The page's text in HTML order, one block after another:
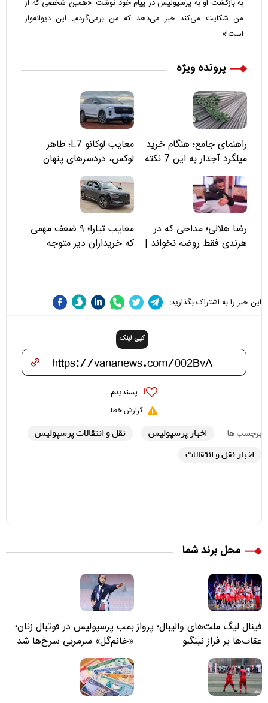
به بازگشت او به پرسپولیس در پیام خود نوشت: «همین شخصی که از
من شکایت می‌کند خبر می‌دهد که من برمی‌گردم. این دیوانه‌وار
است!»
پرونده ویژه
راهنمای جامع؛ هنگام خرید
میلگرد آجدار به این 7 نکته
توجه کنید
معایب لوکانو L7؛ ظاهر
لوکس، دردسرهای پنهان
رضا هلالی؛ مداحی که در
هرندی فقط روضه نخواند |
معایب تیارا؛ ۹ ضعف مهمی
که خریداران دیر متوجه
این خبر را به اشتراک بگذارید:
کپی لینک
پسندیدم ۱
گزارش خطا
برچسب ها: اخبار پرسپولیس
نقل و انتقالات پرسپولیس
اخبار نقل و انتقالات
محل برند شما
فینال لیگ ملت‌های والیبال؛ پرواز
عقاب‌ها بر فراز نینگبو
بمب پرسپولیس در فوتبال زنان؛
«خانم‌گل» سرمربی سرخ‌ها شد